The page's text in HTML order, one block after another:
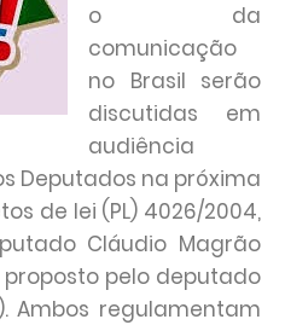
o da
comunicação
no Brasil serão
discutidas em
audiência
Deputados na próxima
de lei (PL) 4026/2004,
Cláudio Magrão
proposto pelo deputado
Ambos regulamentam